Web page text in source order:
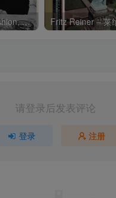
Charli xcx – Music, Fashion, FilmⒺ【48kHz／24bit】英国区
请登录后发表评论
登录 注册